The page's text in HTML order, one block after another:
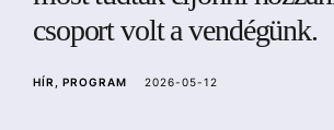
csoport volt a vendégünk.
HÍR PROGRAM 2026-05-12